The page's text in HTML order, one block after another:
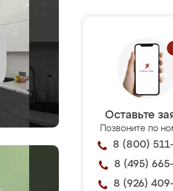
Оставьте
Позвоните по
8 (800)
8 (495)
8 (926)